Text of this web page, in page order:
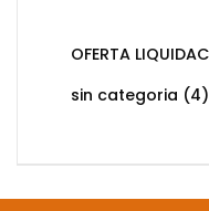
OFERTA
sin categoria (4)